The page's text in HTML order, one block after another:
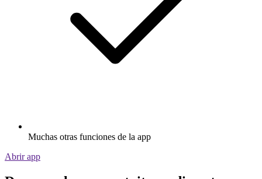
Muchas otras funciones de la app
Abrir app